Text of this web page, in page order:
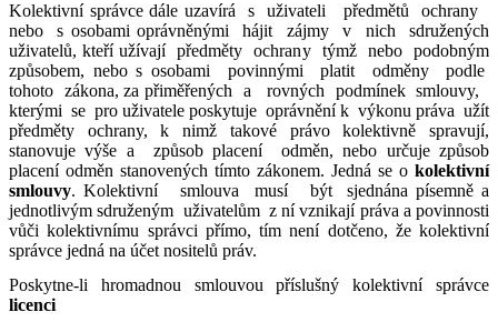
Kolektivní správce dále uzavírá s uživateli předmětů ochrany
nebo s osobami oprávněnými hájit zájmy v nich sdružených
uživatelů, kteří užívají předměty ochrany týmž nebo podobným
způsobem, nebo s osobami povinnými platit odměny podle
tohoto zákona, za přiměřených a rovných podmínek smlouvy,
kterými se pro uživatele poskytuje oprávnění k výkonu práva užít
předměty ochrany, k nimž takové právo kolektivně spravují,
stanovuje výše a způsob placení odměn, nebo určuje způsob
placení odměn stanovených tímto zákonem. Jedná se o kolektivní
smlouvy. Kolektivní smlouva musí být sjednána písemně a
jednotlivým sdruženým uživatelům z ní vznikají práva a povinnosti
vůči kolektivnímu správci přímo, tím není dotčeno, že kolektivní
správce jedná na účet nositelů práv.
Poskytne-li hromadnou smlouvou příslušný kolektivní správce
licenci